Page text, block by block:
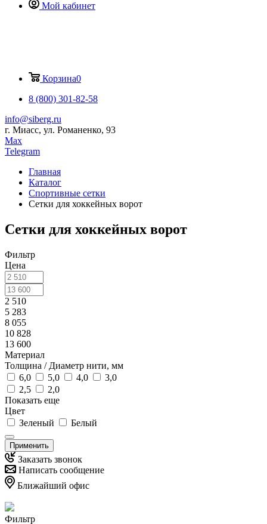
Мой кабинет
Корзина0
8 (800) 301-82-58
info@siberg.ru
г. Миасс, ул. Романенко, 93
Max
Telegram
Главная
Каталог
Спортивные сетки
Сетки для хоккейных ворот
Сетки для хоккейных ворот
Фильтр
Цена
2 510
5 283
8 055
10 828
13 600
Материал
Толщина / Диаметр нити, мм
6,0
5,0 4,0
3,0
2,5
2,0
Показать еще
Цвет
Зеленый
Белый
Применить
Заказать звонок
Написать сообщение
Ближайший офис
Фильтр